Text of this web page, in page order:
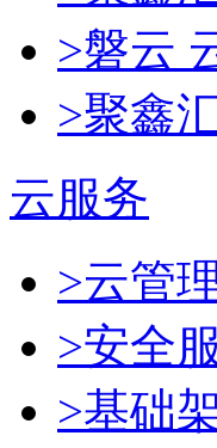
>磐云
>聚鑫
云服务
>云管
>安全
>基础